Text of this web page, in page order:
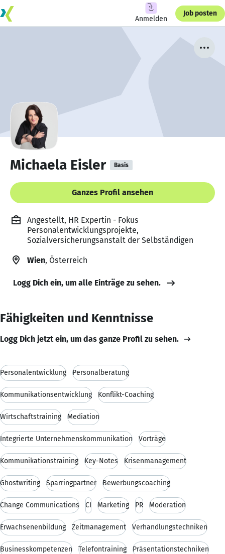
Anmelden
Job posten
Michaela Eisler Basis
Ganzes Profil ansehen
Angestellt, HR Expertin - Fokus
Personalentwicklungsprojekte,
Sozialversicherungsanstalt der Selbständigen
Wien, Österreich
Logg Dich ein, um alle Einträge zu sehen.
Fähigkeiten und Kenntnisse
Logg Dich jetzt ein, um das ganze Profil zu sehen.
Personalentwicklung Personalberatung
Kommunikationsentwicklung Konflikt-Coaching
Wirtschaftstraining Mediation
Integrierte Unternehmenskommunikation Vorträge
Kommunikationstraining Key-Notes Krisenmanagement
Ghostwriting Sparringpartner Bewerbungscoaching
Change Communications CI Marketing PR Moderation
Erwachsenenbildung Zeitmanagement Verhandlungstechniken
Businesskompetenzen Telefontraining Präsentationstechniken